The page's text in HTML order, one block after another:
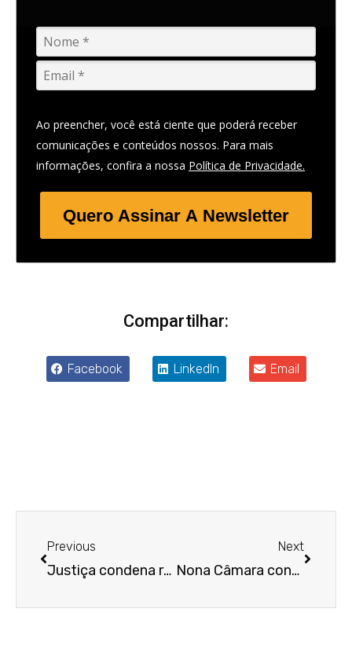
Ao preencher, você está ciente que poderá receber
comunicações e conteúdos nossos. Para mais
informações, confira a nossa Política de Privacidade.
Quero Assinar A Newsletter
Compartilhar:
Facebook LinkedIn Email
Previous
Justiça condena rede de supermercados a indenizar por má conduta de seus funcionários
Next
Nona Câmara condena empresa em R$ 5 mil por danos morais por falta de banheiro